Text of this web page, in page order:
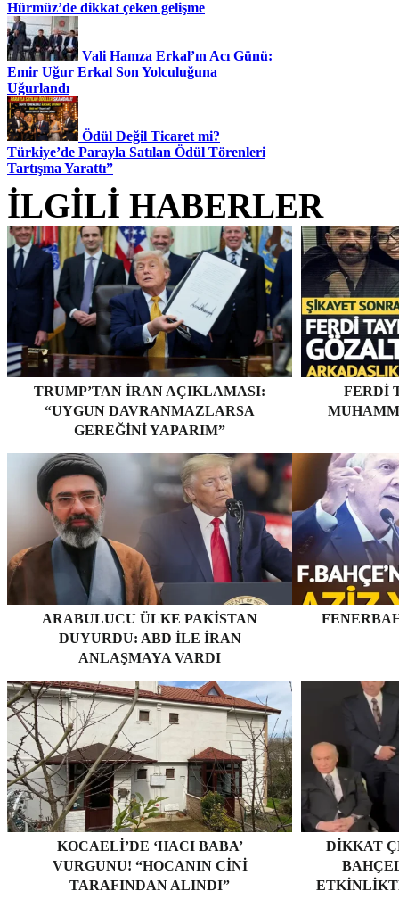
Hürmüz’de dikkat çeken gelişme
Vali Hamza Erkal’ın Acı Günü:
Emir Uğur Erkal Son Yolculuğuna
Uğurlandı
Ödül Değil Ticaret mi?
Türkiye’de Parayla Satılan Ödül Törenleri
Tartışma Yarattı”
İLGİLİ HABERLER
TRUMP’TAN İRAN AÇIKLAMASI:
“UYGUN DAVRANMAZLARSA
GEREĞINI YAPARIM”
FERDI
ARABULUCU ÜLKE PAKISTAN
DUYURDU: ABD ILE İRAN
ANLAŞMAYA VARDI
KOCAELI’DE ‘HACI BABA’
VURGUNU! “HOCANIN CINI
TARAFINDAN ALINDI”
DIKKAT